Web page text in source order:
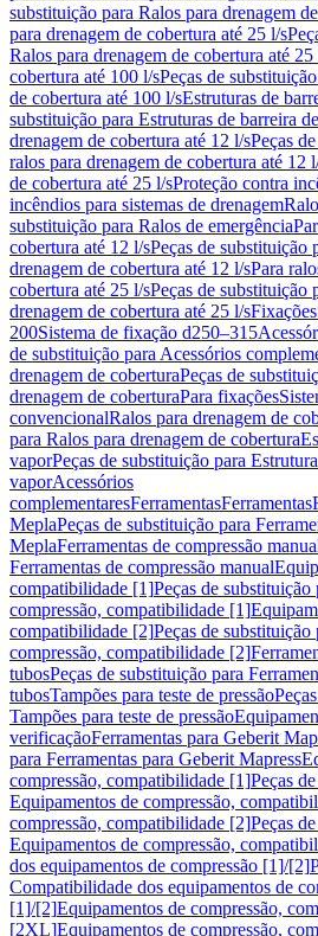
substituição para Ralos para drenagem
para drenagem de cobertura até 25 l/s
Ralos para drenagem de cobertura até 25
cobertura até 100 l/sPeças de
de cobertura até 100 l/sEstruturas de
substituição para Estruturas de barreira
drenagem de cobertura até 12 l/sPeças
ralos para drenagem de cobertura até 12
de cobertura até 25 l/sProteção contra
incêndios para sistemas de drenagem
substituição para Ralos de emergência
cobertura até 12 l/sPeças de substituição
drenagem de cobertura até 12 l/sPara
cobertura até 25 l/sPeças de substituição
drenagem de cobertura até 25 l/sFixações
200Sistema de fixação d250–315
de substituição para Acessórios
drenagem de coberturaPeças de
drenagem de coberturaPara fixações
convencionalRalos para drenagem de
para Ralos para drenagem de cobertura
vaporPeças de substituição para
vaporAcessórios
complementaresFerramentasFerramentas
MeplaPeças de substituição para
MeplaFerramentas de compressão
Ferramentas de compressão manual
compatibilidade [1]Peças de
compressão, compatibilidade [1]
compatibilidade [2]Peças de
compressão, compatibilidade [2]
tubosPeças de substituição para
tubosTampões para teste de pressão
Tampões para teste de pressão
verificaçãoFerramentas para Geberit
para Ferramentas para Geberit Mapress
compressão, compatibilidade [1]Peças
Equipamentos de compressão,
compressão, compatibilidade [2]Peças
Equipamentos de compressão,
dos equipamentos de compressão [1]/[2]
Compatibilidade dos equipamentos de
[1]/[2]Equipamentos de compressão,
[2XL]Equipamentos de compressão,